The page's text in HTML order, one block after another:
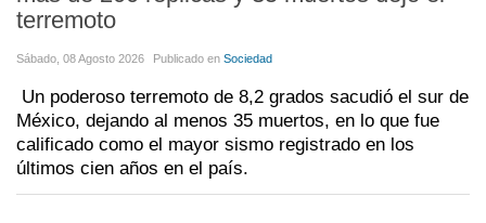
terremoto
Sábado, 08 Agosto 2026 Publicado en Sociedad
Un poderoso terremoto de 8,2 grados sacudió el sur de
México, dejando al menos 35 muertos, en lo que fue
calificado como el mayor sismo registrado en los
últimos cien años en el país.